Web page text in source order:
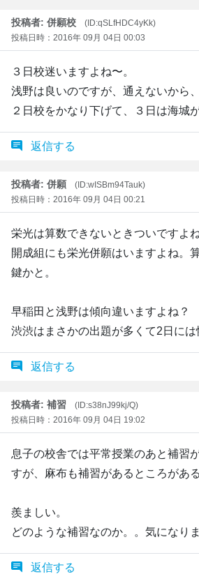
投稿者: 併願校
(ID:qSLfHDC4yKk)
投稿日時：2016年 09月 04日 00:03
３日校迷いますよね〜。
浅野は良いのですが、通えないから
２日校をかなり下げて、３日は海城
返信する
投稿者: 併願
(ID:wISBm94Tauk)
投稿日時：2016年 09月 04日 00:21
栄光は算数できないときついですよね
開成組にも栄光併願はいますよね。
鍵かと。
早稲田と浅野は傾向違いますよね？
渋渋はまさかの出題が多くて2日には
返信する
投稿者: 補習
(ID:s38nJ99kj/Q)
投稿日時：2016年 09月 04日 19:02
息子の校舎では平常授業のあと補習
すが、麻布も補習があるところがあ
羨ましい。
どのような補習なのか。。気になりま
返信する